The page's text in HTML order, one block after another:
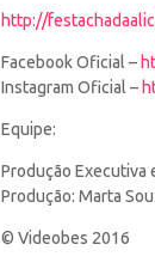
http://
Facebook Oficial –
Instagram Oficial –
Equipe:
Produção Executiva
Produção: Marta
© Videobes 2016